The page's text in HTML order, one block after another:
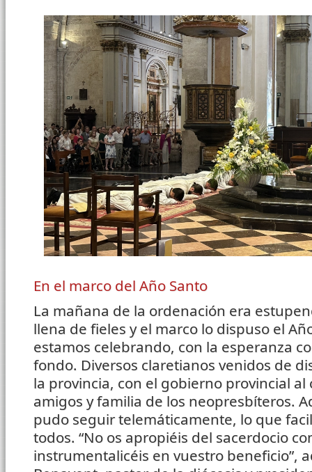
En el marco del Año Santo
La mañana de la ordenación era
llena de fieles y el marco lo dispuso el
estamos celebrando, con la esperanza
fondo. Diversos claretianos venidos de
la provincia, con el gobierno provincial
amigos y familia de los neopresbíteros.
pudo seguir telemáticamente, lo que
todos. “No os apropiéis del sacerdocio
instrumentalicéis en vuestro beneficio”,